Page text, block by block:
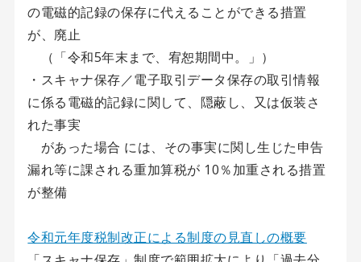
の電磁的記録の保存に代えることができる措置
が、廃止
（「令和5年末まで、宥恕期間中。」）
・スキャナ保存／電子取引データ保存の取引情報
に係る電磁的記録に関して、隠蔽し、又は仮装さ
れた事実
があった場合 には、その事実に関し生じた申告
漏れ等に課される重加算税が 10％加重される措置
が整備
令和元年度税制改正による制度の見直しの概要